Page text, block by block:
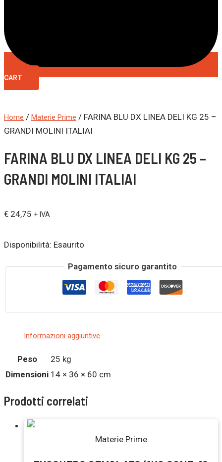
CART
Home / Materie Prime / FARINA BLU DX LINEA DELI KG 25 –
GRANDI MOLINI ITALIAI
FARINA BLU DX LINEA DELI KG 25 –
GRANDI MOLINI ITALIAI
€ 24,75 + IVA
Disponibilità: Esaurito
Pagamento sicuro garantito
Informazioni aggiuntive
Peso
25 kg
Dimensioni 14 × 36 × 60 cm
Prodotti correlati
Materie Prime